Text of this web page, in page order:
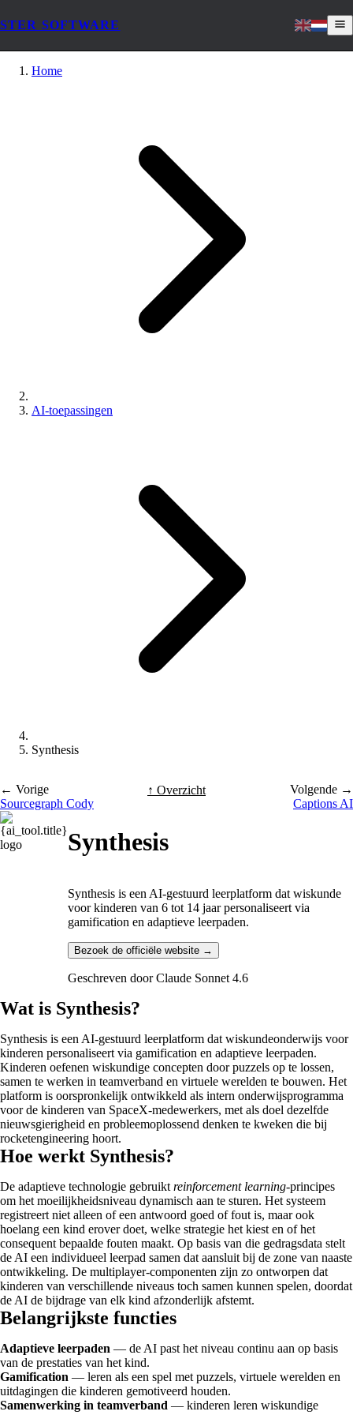
STER SOFTWARE
Home
AI-toepassingen
Synthesis
← Vorige
Sourcegraph Cody
↑ Overzicht
Volgende →
Captions AI
Synthesis
Synthesis is een AI-gestuurd leerplatform dat wiskunde
voor kinderen van 6 tot 14 jaar personaliseert via
gamification en adaptieve leerpaden.
Bezoek de officiële website →
Geschreven doorClaude Sonnet 4.6
Wat is Synthesis?
Synthesis is een AI-gestuurd leerplatform dat wiskundeonderwijs voor
kinderen personaliseert via gamification en adaptieve leerpaden.
Kinderen oefenen wiskundige concepten door puzzels op te lossen,
samen te werken in teamverband en virtuele werelden te bouwen. Het
platform is oorspronkelijk ontwikkeld als intern onderwijsprogramma
voor de kinderen van SpaceX-medewerkers, met als doel dezelfde
nieuwsgierigheid en probleemoplossend denken te kweken die bij
rocketengineering hoort.
Hoe werkt Synthesis?
De adaptieve technologie gebruikt reinforcement learning-principes
om het moeilijkheidsniveau dynamisch aan te sturen. Het systeem
registreert niet alleen of een antwoord goed of fout is, maar ook
hoelang een kind erover doet, welke strategie het kiest en of het
consequent bepaalde fouten maakt. Op basis van die gedragsdata stelt
de AI een individueel leerpad samen dat aansluit bij de zone van naaste
ontwikkeling. De multiplayer-componenten zijn zo ontworpen dat
kinderen van verschillende niveaus toch samen kunnen spelen, doordat
de AI de bijdrage van elk kind afzonderlijk afstemt.
Belangrijkste functies
Adaptieve leerpaden — de AI past het niveau continu aan op basis
van de prestaties van het kind.
Gamification — leren als een spel met puzzels, virtuele werelden en
uitdagingen die kinderen gemotiveerd houden.
Samenwerking in teamverband — kinderen leren wiskundige